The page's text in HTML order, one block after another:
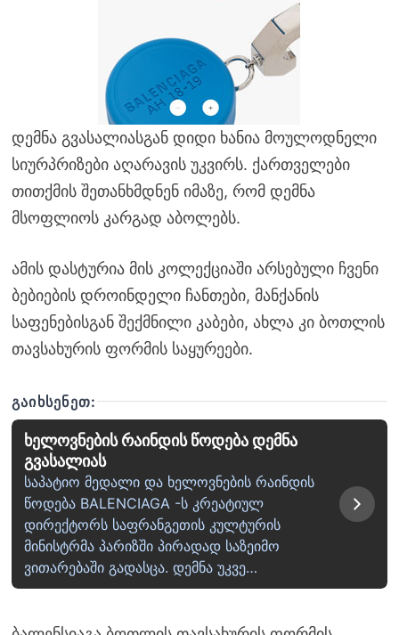
დემნა გვასალიასგან დიდი ხანია მოულოდნელი
სიურპრიზები აღარავის უკვირს. ქართველები
თითქმის შეთანხმდნენ იმაზე, რომ დემნა
მსოფლიოს კარგად აბოლებს.
ამის დასტურია მის კოლექციაში არსებული ჩვენი
ბებიების დროინდელი ჩანთები, მანქანის
საფენებისგან შექმნილი კაბები, ახლა კი ბოთლის
თავსახურის ფორმის საყურეები.
ᲒᲐᲘᲮᲡᲔᲜᲔᲗ:
ხელოვნების რაინდის წოდება დემნა
გვასალიას
საპატიო მედალი და ხელოვნების რაინდის
წოდება BALENCIAGA -ს კრეატიულ
დირექტორს საფრანგეთის კულტურის
მინისტრმა პარიზში პირადად საზეიმო
ვითარებაში გადასცა. დემნა უკვე…